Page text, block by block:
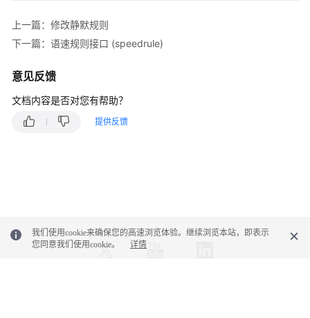
功
能
成
智
能
质
上一篇：修改静默规则
下一篇：语速规则接口 (speedrule)
意见反馈
文档内容是否对您有帮助？
提供反馈
我们使用cookie来确保您的高速浏览体验。继续浏览本站，即表示
您同意我们使用cookie。
详情